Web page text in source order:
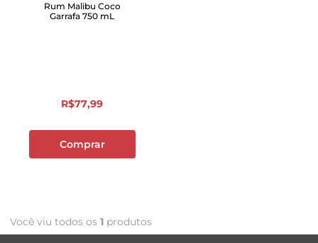
Rum Malibu Coco
Garrafa 750 mL
R$77,99
Comprar
Você viu todos os 1 produtos